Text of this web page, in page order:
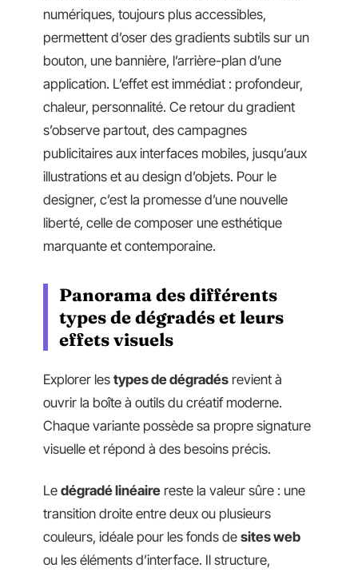
numériques, toujours plus accessibles,
permettent d’oser des gradients subtils sur un
bouton, une bannière, l’arrière-plan d’une
application. L’effet est immédiat : profondeur,
chaleur, personnalité. Ce retour du gradient
s’observe partout, des campagnes
publicitaires aux interfaces mobiles, jusqu’aux
illustrations et au design d’objets. Pour le
designer, c’est la promesse d’une nouvelle
liberté, celle de composer une esthétique
marquante et contemporaine.
Panorama des différents
types de dégradés et leurs
effets visuels
Explorer les types de dégradés revient à
ouvrir la boîte à outils du créatif moderne.
Chaque variante possède sa propre signature
visuelle et répond à des besoins précis.
Le dégradé linéaire reste la valeur sûre : une
transition droite entre deux ou plusieurs
couleurs, idéale pour les fonds de sites web
ou les éléments d’interface. Il structure,